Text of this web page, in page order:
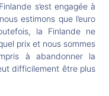
s’est engagée à
estimons que l’euro
la Finlande ne
prix et nous sommes
à abandonner la
difficilement être plus